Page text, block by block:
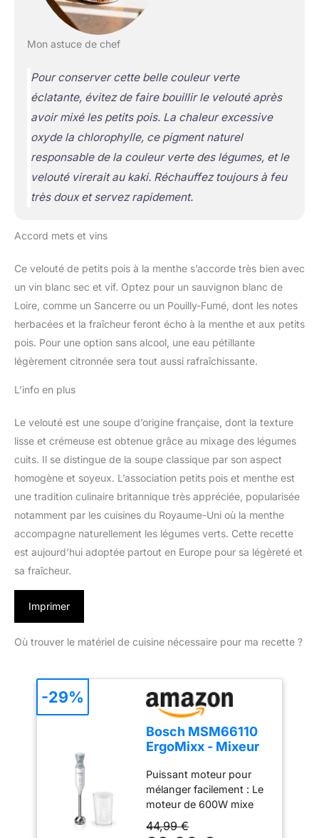
Mon astuce de chef
Pour conserver cette belle couleur verte
éclatante, évitez de faire bouillir le velouté après
avoir mixé les petits pois. La chaleur excessive
oxyde la chlorophylle, ce pigment naturel
responsable de la couleur verte des légumes, et le
velouté virerait au kaki. Réchauffez toujours à feu
très doux et servez rapidement.
Accord mets et vins
Ce velouté de petits pois à la menthe s’accorde très bien avec
un vin blanc sec et vif. Optez pour un sauvignon blanc de
Loire, comme un Sancerre ou un Pouilly-Fumé, dont les notes
herbacées et la fraîcheur feront écho à la menthe et aux petits
pois. Pour une option sans alcool, une eau pétillante
légèrement citronnée sera tout aussi rafraîchissante.
L’info en plus
Le velouté est une soupe d’origine française, dont la texture
lisse et crémeuse est obtenue grâce au mixage des légumes
cuits. Il se distingue de la soupe classique par son aspect
homogène et soyeux. L’association petits pois et menthe est
une tradition culinaire britannique très appréciée, popularisée
notamment par les cuisines du Royaume-Uni où la menthe
accompagne naturellement les légumes verts. Cette recette
est aujourd’hui adoptée partout en Europe pour sa légèreté et
sa fraîcheur.
Imprimer
Où trouver le matériel de cuisine nécessaire pour ma recette ?
Bosch MSM66110
ErgoMixx - Mixeur
vitesses
Puissant moteur pour
mélanger facilement : Le
moteur de 600W mixe
sans effort les
ingrédients les plus durs
44,99 €
-29%